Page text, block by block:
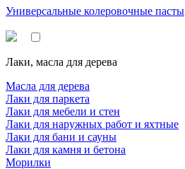
Универсальные колеровочные пасты
Лаки, масла для дерева
Масла для дерева
Лаки для паркета
Лаки для мебели и стен
Лаки для наружных работ и яхтные
Лаки для бани и сауны
Лаки для камня и бетона
Морилки